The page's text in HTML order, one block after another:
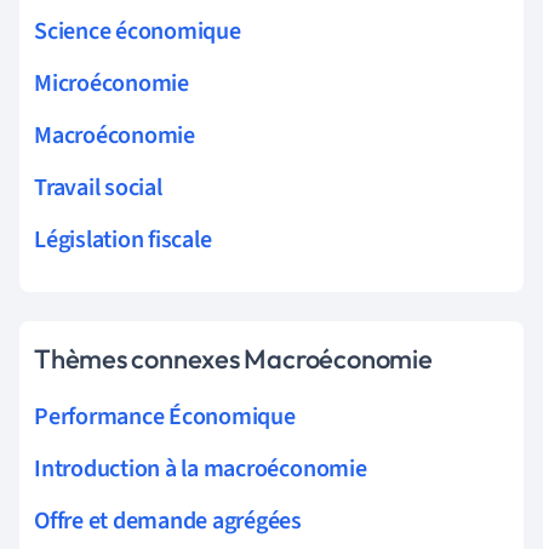
Science économique
Microéconomie
Macroéconomie
Travail social
Législation fiscale
Thèmes connexes Macroéconomie
Performance Économique
Introduction à la macroéconomie
Offre et demande agrégées